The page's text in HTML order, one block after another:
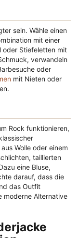
sein. Wähle einen
mit einer
oder Stiefeletten mit
verwandeln
oder
mit Nieten oder
Rock funktionieren,
Wolle oder einem
taillierten
eine Bluse,
darauf, dass die
das Outfit
moderne Alternative